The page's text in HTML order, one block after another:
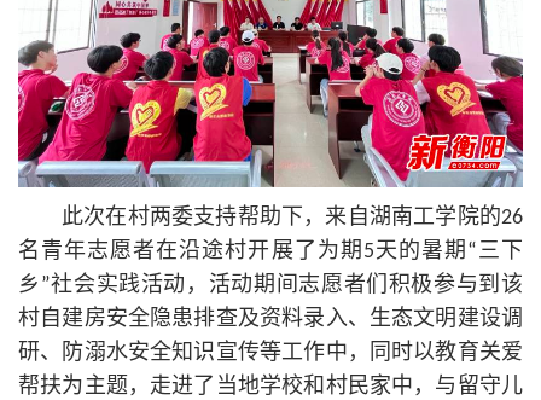
此次在村两委支持帮助下，来自湖南工学院的26
名青年志愿者在沿途村开展了为期5天的暑期“三下
乡”社会实践活动，活动期间志愿者们积极参与到该
村自建房安全隐患排查及资料录入、生态文明建设调
研、防溺水安全知识宣传等工作中，同时以教育关爱
帮扶为主题，走进了当地学校和村民家中，与留守儿